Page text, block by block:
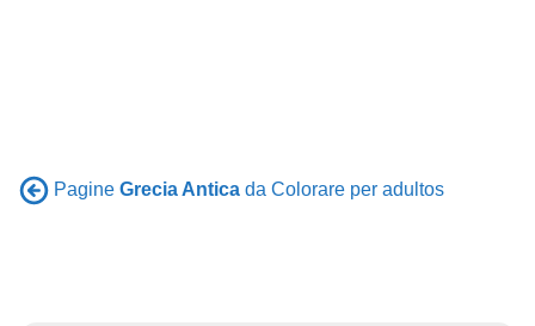
Pagine Grecia Antica da Colorare per adultos